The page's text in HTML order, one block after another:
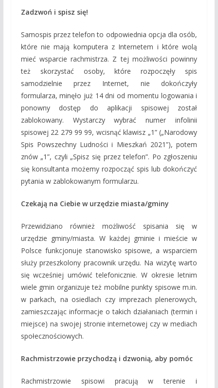
Zadzwoń i spisz się!
Samospis przez telefon to odpowiednia opcja dla osób,
które nie mają komputera z Internetem i które wolą
mieć wsparcie rachmistrza. Z tej możliwości powinny
też skorzystać osoby, które rozpoczęły spis
samodzielnie przez Internet, nie dokończyły
formularza, minęło już 14 dni od momentu logowania i
ponowny dostęp do aplikacji spisowej został
zablokowany. Wystarczy wybrać numer infolinii
spisowej 22 279 99 99, wcisnąć klawisz „1” („Narodowy
Spis Powszechny Ludności i Mieszkań 2021”), potem
znów „1”, czyli „Spisz się przez telefon”. Po zgłoszeniu
się konsultanta możemy rozpocząć spis lub dokończyć
pytania w zablokowanym formularzu.
Czekają na Ciebie w urzędzie miasta/gminy
Przewidziano również możliwość spisania się w
urzędzie gminy/miasta. W każdej gminie i mieście w
Polsce funkcjonuje stanowisko spisowe, a wsparciem
służy przeszkolony pracownik urzędu. Na wizytę warto
się wcześniej umówić telefonicznie. W okresie letnim
wiele gmin organizuje też mobilne punkty spisowe m.in.
w parkach, na osiedlach czy imprezach plenerowych,
zamieszczając informacje o takich działaniach (termin i
miejsce) na swojej stronie internetowej czy w mediach
społecznościowych.
Rachmistrzowie przychodzą i dzwonią, aby pomóc
Rachmistrzowie spisowi pracują w terenie i